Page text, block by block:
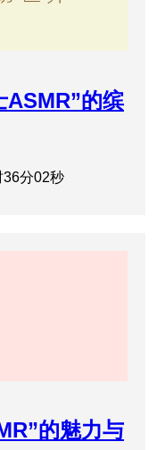
ASMR”的缤
36分02秒
的魅力与